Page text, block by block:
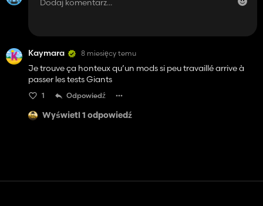
Kaymara 8 miesięcy temu
Je trouve ça honteux qu’un mods si peu travaillé arrive à
passer les tests Giants
1 Odpowiedź
Wyświetl 1 odpowiedź